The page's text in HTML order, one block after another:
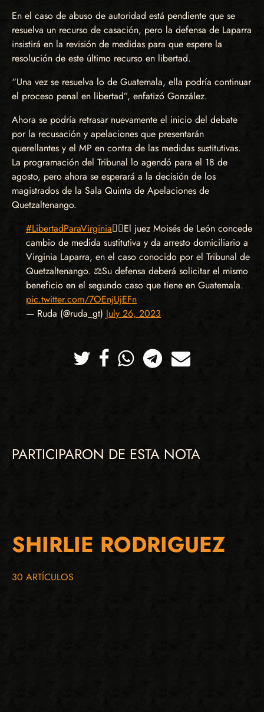
En el caso de abuso de autoridad está pendiente que se
resuelva un recurso de casación, pero la defensa de Laparra
insistirá en la revisión de medidas para que espere la
resolución de este último recurso en libertad.
“Una vez se resuelva lo de Guatemala, ella podría continuar
el proceso penal en libertad”, enfatizó González.
Ahora se podría retrasar nuevamente el inicio del debate
por la recusación y apelaciones que presentarán
querellantes y el MP en contra de las medidas sustitutivas.
La programación del Tribunal lo agendó para el 18 de
agosto, pero ahora se esperará a la decisión de los
magistrados de la Sala Quinta de Apelaciones de
Quetzaltenango.
#LibertadParaVirginia✊🏾El juez Moisés de León concede
cambio de medida sustitutiva y da arresto domiciliario a
Virginia Laparra, en el caso conocido por el Tribunal de
Quetzaltenango. ⚖️Su defensa deberá solicitar el mismo
beneficio en el segundo caso que tiene en Guatemala.
pic.twitter.com/7OEnjUjEFn
— Ruda (@ruda_gt) July 26, 2023
TwitterFacebookWhatsappTelegramCorreo
PARTICIPARON DE ESTA NOTA
SHIRLIE RODRIGUEZ
30 ARTÍCULOS